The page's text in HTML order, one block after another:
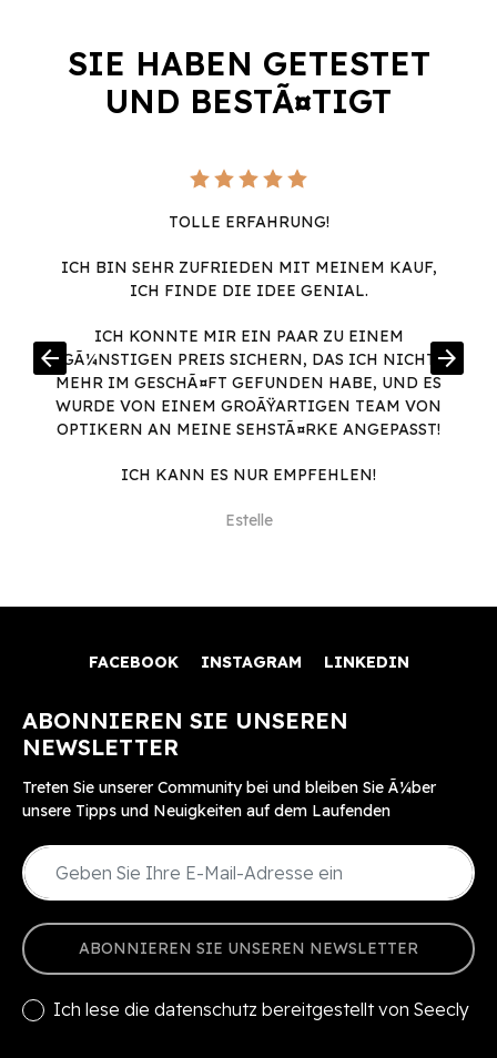
SIE HABEN GETESTET
UND BESTÃ¤TIGT
TOLLE ERFAHRUNG!
ICH BIN SEHR ZUFRIEDEN MIT MEINEM KAUF,
ICH FINDE DIE IDEE GENIAL.
ICH KONNTE MIR EIN PAAR ZU EINEM
GÃ¼NSTIGEN PREIS SICHERN, DAS ICH NICHT
MEHR IM GESCHÃ¤FT GEFUNDEN HABE, UND ES
WURDE VON EINEM GROÃŸARTIGEN TEAM VON
OPTIKERN AN MEINE SEHSTÃ¤RKE ANGEPASST!
ICH KANN ES NUR EMPFEHLEN!
Estelle
arrow_back arrow_forward
FACEBOOK INSTAGRAM LINKEDIN
ABONNIEREN SIE UNSEREN
NEWSLETTER
Treten Sie unserer Community bei und bleiben Sie Ã¼ber
unsere Tipps und Neuigkeiten auf dem Laufenden
ABONNIEREN SIE UNSEREN NEWSLETTER
Ich lese die datenschutz bereitgestellt von Seecly